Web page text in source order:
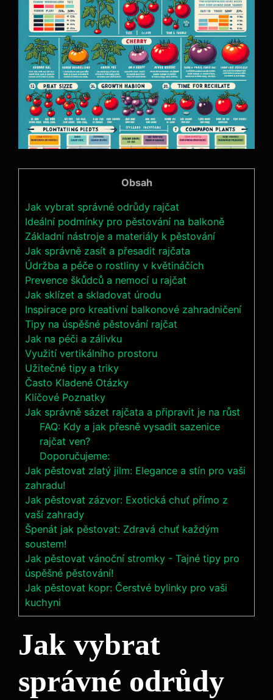
Obsah
Jak vybrat ⁤správné odrůdy rajčat
Ideální podmínky pro pěstování na balkoně
Základní⁣ nástroje ‍a ‌materiály k pěstování
Jak správně‌ zasít a přesadit rajčata
Údržba ‌a péče o rostliny v‍ květináčích
Prevence ⁣škůdců ⁢a nemocí u‍ rajčat
Jak sklízet ‌a ⁢skladovat úrodu
Inspirace​ pro kreativní balkonové zahradničení
Tipy na úspěšné pěstování‌ rajčat
Jak na péči‌ a zálivku
Využití vertikálního prostoru
Užitečné tipy a triky
Často Kladené ⁤Otázky
Klíčové Poznatky
Jak správně sázet rajčata a připravit je na růst
FAQ: Kdy a jak přesně vysadit sazenice
rajčat ven?
Doporučujeme:
Jak pěstovat zlatý jilm: Elegance a stín pro vaši
zahradu!
Jak pěstovat zázvor: Exotická chuť přímo z
vaší zahrady
Špenát jak pěstovat: Zdravá chuť každým
soustem!
Jak pěstovat vánoční stromky - Tajné tipy pro
úspěšné pěstování!
Jak pěstovat kopr: Čerstvé bylinky pro vaši
kuchyni
Jak vybrat
⁤správné odrůdy